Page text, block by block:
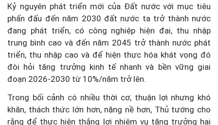
Kỷ nguyên phát triển mới của Đất nước với mục tiêu
phấn đấu đến năm 2030 đất nước ta trở thành nước
đang phát triển, có công nghiệp hiện đại, thu nhập
trung bình cao và đến năm 2045 trở thành nước phát
triển, thu nhập cao và để hiện thực hóa khát vọng đó
đòi hỏi tăng trưởng kinh tế nhanh và bền vững giai
đoạn 2026-2030 từ 10%/năm trở lên.
Trong bối cảnh có nhiều thời cơ, thuận lợi nhưng khó
khăn, thách thức lớn hơn, nặng nề hơn, Thủ tướng cho
rằng để thực hiện thắng lợi nhiệm vụ tăng trưởng hai